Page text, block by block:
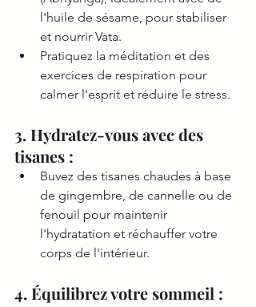
l'huile de sésame, pour stabiliser
et nourrir Vata.
Pratiquez la méditation et des
exercices de respiration pour
calmer l'esprit et réduire le stress.
3. Hydratez-vous avec des
tisanes :
Buvez des tisanes chaudes à base
de gingembre, de cannelle ou de
fenouil pour maintenir
l'hydratation et réchauffer votre
corps de l'intérieur.
4. Équilibrez votre sommeil :